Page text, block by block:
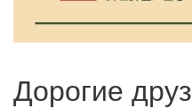
Дорогие